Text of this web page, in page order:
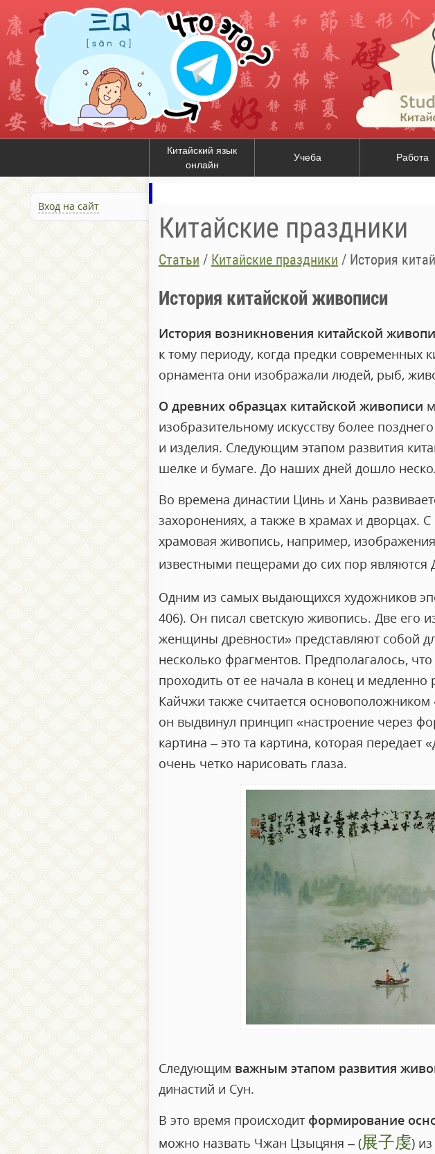
Китайский язык
онлайн
Учеба Работа
Вход на сайт
Китайские праздники
Статьи / Китайские праздники / История
История китайской живописи
История возникновения китайской
к тому периоду, когда предки современных
орнамента они изображали людей, рыб,
О древних образцах китайской живописи
изобразительному искусству более
и изделия. Следующим этапом развития
шелке и бумаге. До наших дней дошло
Во времена династии Цинь и Хань
захоронениях, а также в храмах и дворцах.
храмовая живопись, например,
известными пещерами до сих пор
Одним из самых выдающихся художников
406). Он писал светскую живопись. Две его
женщины древности» представляют собой
несколько фрагментов. Предполагалось,
проходить от ее начала в конец и
Кайчжи также считается
он выдвинул принцип «настроение через
картина – это та картина, которая
очень четко нарисовать глаза.
Следующим важным этапом развития
династий и Сун.
В это время происходит формирование
можно назвать Чжан Цзыцяня – (展子虔)